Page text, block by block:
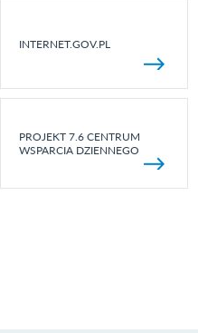
INTERNET.GOV.PL
PROJEKT 7.6 CENTRUM
WSPARCIA DZIENNEGO